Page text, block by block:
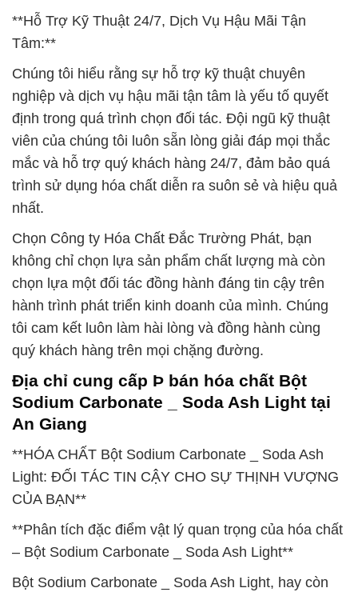
**Hỗ Trợ Kỹ Thuật 24/7, Dịch Vụ Hậu Mãi Tận
Tâm:**
Chúng tôi hiểu rằng sự hỗ trợ kỹ thuật chuyên
nghiệp và dịch vụ hậu mãi tận tâm là yếu tố quyết
định trong quá trình chọn đối tác. Đội ngũ kỹ thuật
viên của chúng tôi luôn sẵn lòng giải đáp mọi thắc
mắc và hỗ trợ quý khách hàng 24/7, đảm bảo quá
trình sử dụng hóa chất diễn ra suôn sẻ và hiệu quả
nhất.
Chọn Công ty Hóa Chất Đắc Trường Phát, bạn
không chỉ chọn lựa sản phẩm chất lượng mà còn
chọn lựa một đối tác đồng hành đáng tin cậy trên
hành trình phát triển kinh doanh của mình. Chúng
tôi cam kết luôn làm hài lòng và đồng hành cùng
quý khách hàng trên mọi chặng đường.
Địa chỉ cung cấp Þ bán hóa chất Bột
Sodium Carbonate _ Soda Ash Light tại
An Giang
**HÓA CHẤT Bột Sodium Carbonate _ Soda Ash
Light: ĐỐI TÁC TIN CẬY CHO SỰ THỊNH VƯỢNG
CỦA BẠN**
**Phân tích đặc điểm vật lý quan trọng của hóa chất
– Bột Sodium Carbonate _ Soda Ash Light**
Bột Sodium Carbonate _ Soda Ash Light, hay còn